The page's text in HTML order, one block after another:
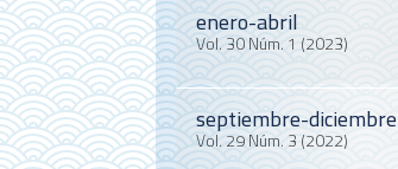
enero-abril
Vol. 30 Núm. 1 (2023)
septiembre-diciembre
Vol. 29 Núm. 3 (2022)